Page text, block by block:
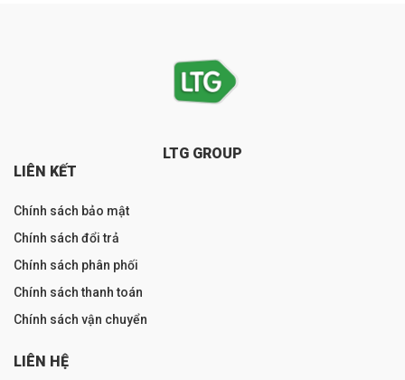
LTG GROUP
LIÊN KẾT
Chính sách bảo mật
Chính sách đổi trả
Chính sách phân phối
Chính sách thanh toán
Chính sách vận chuyển
LIÊN HỆ